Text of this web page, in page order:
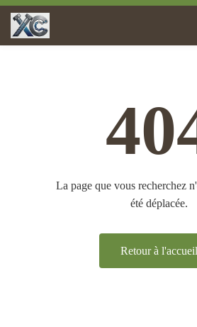
La page que vous recherchez
été déplacée.
Retour à l'accueil